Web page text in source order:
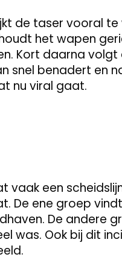
de taser vooral
het wapen
Kort daarna volgt
snel benadert en
nu viral gaat.
vaak een
De ene groep
De andere
was. Ook bij dit